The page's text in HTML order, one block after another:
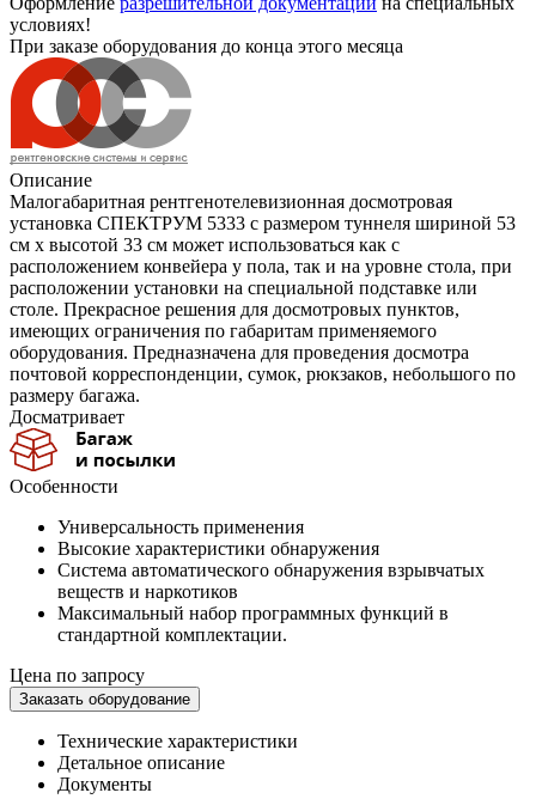
условиях!
При заказе оборудования до конца этого месяца
Описание
Малогабаритная рентгенотелевизионная досмотровая
установка СПЕКТРУМ 5333 с размером туннеля шириной 53
см х высотой 33 см может использоваться как с
расположением конвейера у пола, так и на уровне стола, при
расположении установки на специальной подставке или
столе. Прекрасное решения для досмотровых пунктов,
имеющих ограничения по габаритам применяемого
оборудования. Предназначена для проведения досмотра
почтовой корреспонденции, сумок, рюкзаков, небольшого по
размеру багажа.
Досматривает
Особенности
Универсальность применения
Высокие характеристики обнаружения
Система автоматического обнаружения взрывчатых
веществ и наркотиков
Максимальный набор программных функций в
стандартной комплектации.
Цена по запросу
Заказать оборудование
Технические характеристики
Детальное описание
Документы